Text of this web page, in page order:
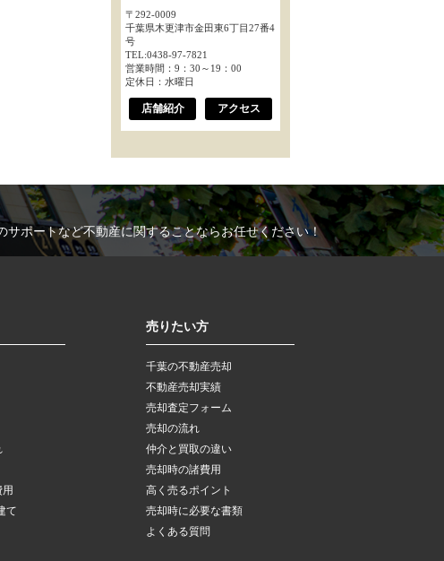
〒292-0009
千葉県木更津市金田東6丁目27番4
号
TEL:0438-97-7821
営業時間：9：30～19：00
定休日：水曜日
店舗紹介 アクセス
ポートなど不動産に関することならお任せください！
て
売りたい方
千葉の不動産売却
不動産売却実績
売却査定フォーム
売却の流れ
仲介と買取の違い
売却時の諸費用
高く売るポイント
売却時に必要な書類
よくある質問